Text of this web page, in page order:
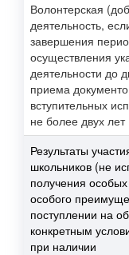
Волонтерская
деятельность,
завершения
осуществления
деятельности до
приема
вступительных
не более двух лет
Результаты
школьников (не
получения
особого
поступлении на
конкретным
при наличии